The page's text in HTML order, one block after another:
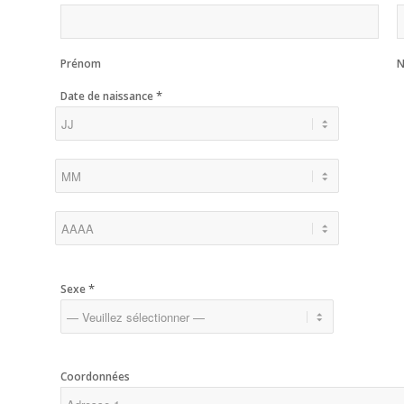
Prénom
Date de naissance*
Sexe*
Coordonnées